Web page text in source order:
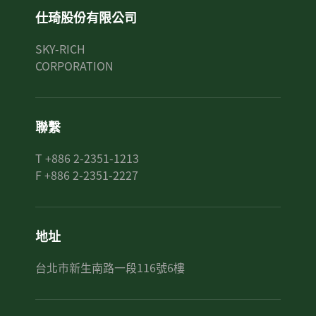
仕琦股份有限公司
SKY-RICH
CORPORATION
聯繫
T +886 2-2351-1213
F +886 2-2351-2227
地址
台北市新生南路一段116號6樓